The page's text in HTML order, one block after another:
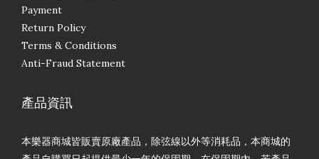
Payment
Return Policy
Terms & Conditions
Anti-Fraud Statement
產品資訊
本樂器商城皆販賣原廠產品，除弦線以外等消耗品，本商城的